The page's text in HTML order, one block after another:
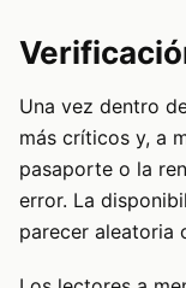
Una vez dentro
más críticos y, a
pasaporte o la
error. La
parecer aleatoria